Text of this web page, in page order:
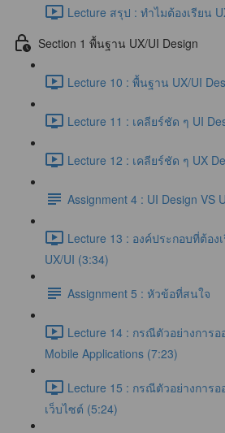
Lecture สรุป : ทำไมต้องเรียน
Section 1 พื้นฐาน UX/UI Design
Lecture 10 : พื้นฐาน UX/UI
Lecture 11 : เคลียร์ชัด ๆ UI
Lecture 12 : เคลียร์ชัด ๆ UX
Assignment 4 : UI Design VS
Lecture 13 : องค์ประกอบที่ต้อ
UX/UI (3:34)
Assignment 5 : หัวข้อที่สนใจ
Lecture 14 : กรณีตัวอย่างการ
Mobile Applications (7:23)
Lecture 15 : กรณีตัวอย่างการ
เว็บไซต์ (5:24)